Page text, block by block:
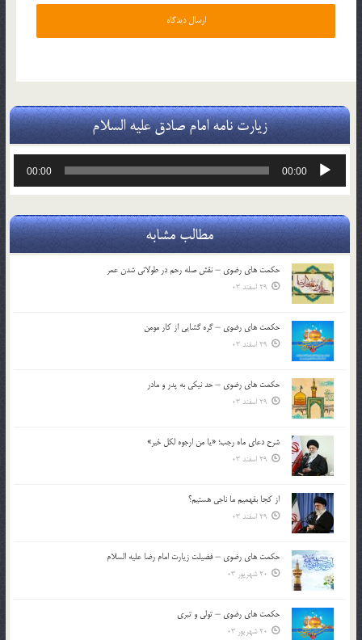
زیارت نامه امام صادق علیه السلام
پخش‌کننده
00:00
00:00
مطالب مشابه
حکمت های رضوی – نقش صله رحم در طولانی شدن عمر
29 اسفند 03
حکمت های رضوی – گره گشایی از کار مومن
29 اسفند 03
حکمت های رضوی – حد نیکی به پدر و مادر
29 اسفند 03
شرح دعای ماه رجب؛ «یا من ارجوه لکل خیر»
29 اسفند 03
از كجا بفهميم ما ناجی هستیم؟
29 اسفند 03
حکمت های رضوی – فضیلت زیارت امام رضا علیه السلام
20 شهریور 03
حکمت های رضوی – تولی و تبری
20 شهریور 03